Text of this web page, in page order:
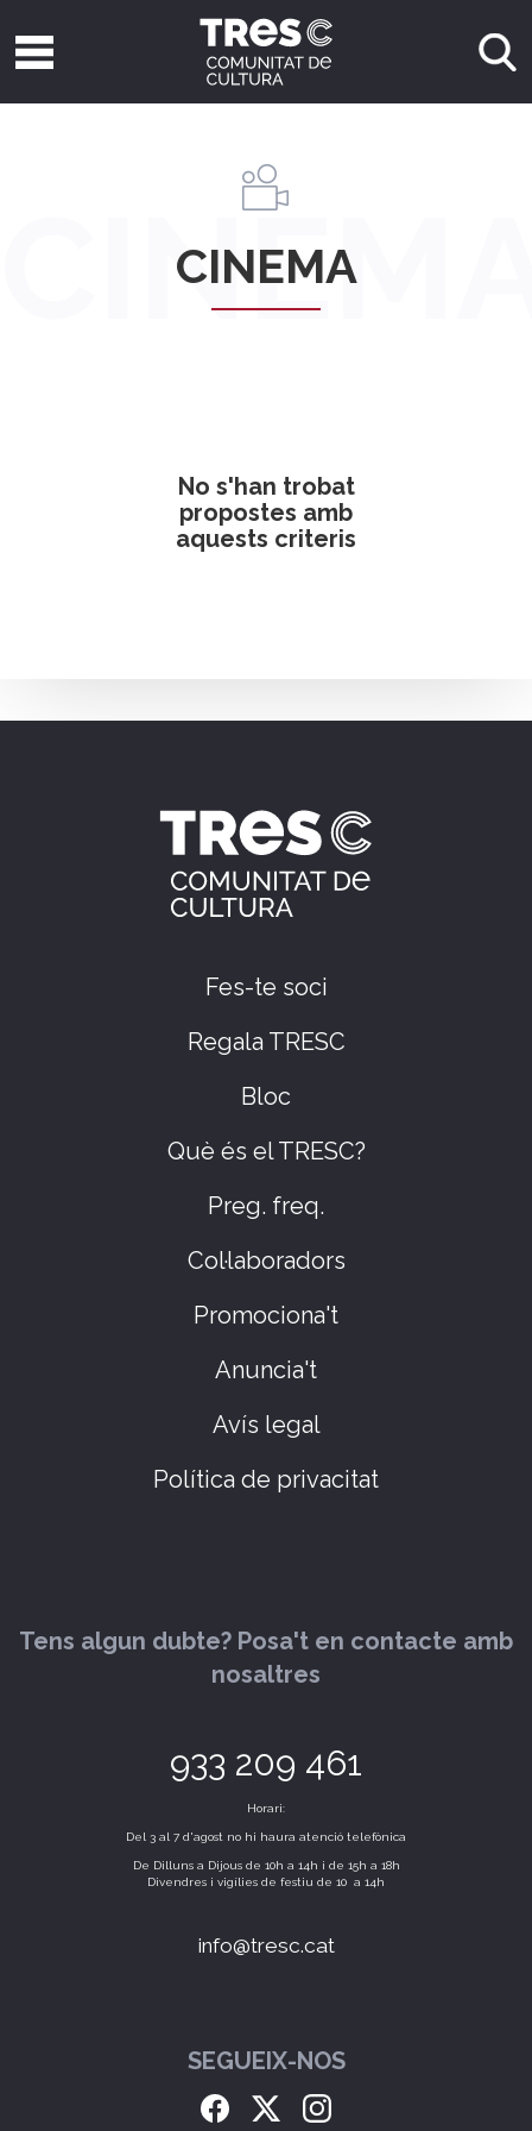
CINEMA
No s'han trobat
propostes amb
aquests criteris
Fes-te soci
Regala TRESC
Bloc
Què és el TRESC?
Preg. freq.
Col·laboradors
Promociona't
Anuncia't
Avís legal
Política de privacitat
Tens algun dubte? Posa't en contacte amb
nosaltres
933 209 461
Horari:
Del 3 al 7 d'agost no hi haura atenció telefònica
De Dilluns a Dijous de 10h a 14h i de 15h a 18h
Divendres i vigílies de festiu de 10 a 14h
info@tresc.cat
SEGUEIX-NOS